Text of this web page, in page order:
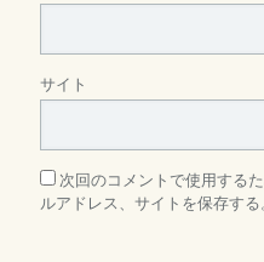
サイト
次回のコメントで使用する
ルアドレス、サイトを保存する。